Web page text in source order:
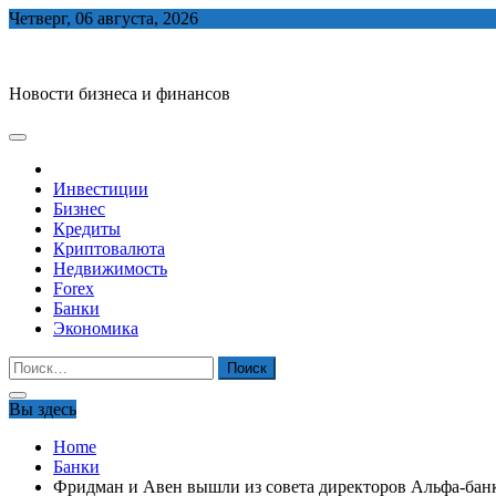
Skip
Четверг, 06 августа, 2026
Новости бизнеса и финансов
Инвестиции
Бизнес
Кредиты
Криптовалюта
Недвижимость
Forex
Банки
Экономика
Найти:
Вы здесь
Home
Банки
Фридман и Авен вышли из совета директоров Альфа-